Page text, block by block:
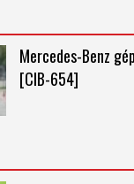
Mercedes-Benz
[CIB-654]